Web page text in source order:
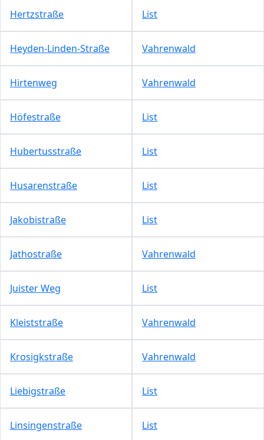
Hertzstraße List
Heyden-Linden-Straße Vahrenwald
Hirtenweg Vahrenwald
Höfestraße List
Hubertusstraße List
Husarenstraße List
Jakobistraße List
Jathostraße Vahrenwald
Juister Weg List
Kleiststraße Vahrenwald
Krosigkstraße Vahrenwald
Liebigstraße List
Linsingenstraße List